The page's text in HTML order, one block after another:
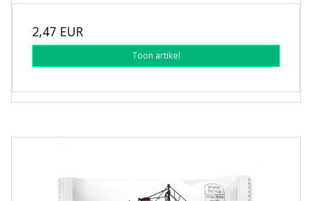
2,47 EUR
Toon artikel